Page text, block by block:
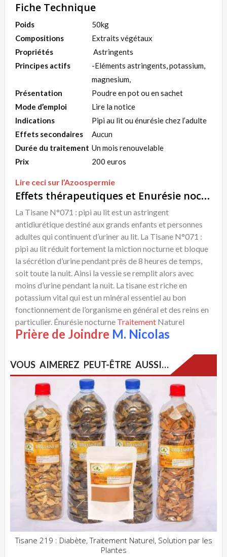
Fiche Technique
Poids
50kg
Compositions
Extraits végétaux
Propriétés
Astringents
Principes actifs
-Eléments astringents, potassium,
magnesium,
Présentation
Poudre en pot ou en sachet
Mode d’emploi
Lire la notice
Indications
Pipi au lit ou énurésie chez l’adulte
Effets secondaires
Aucun
Durée du traitement Un mois renouvelable
Prix
200 euros
Lire ceci sur l’Azoospermie
Effets thérapeutiques et Enurésie nocturne Traitement Naturel
La Tisane N°071 : pipi au lit est un astringent
antidiurétique destiné aux grands enfants et personnes
adultes qui continuent d’uriner au lit. La Tisane N°071 :
pipi au lit réduit fortement la miction nocturne et bloque
la sécrétion d’urine pendant près de 8 heures de temps,
soit toute la nuit. Ainsi la vessie se remplit alors avec
moins d’urine pendant la nuit. La tisane est riche en
potassium vital qui est un minéral essentiel au bon
fonctionnement de l’organisme en général et des reins en
particulier. Énurésie nocturne Traitement Naturel
Prière de Joindre M. Nicolas
VOUS AIMEREZ PEUT-ÊTRE AUSSI…
Tisane 219 : Diabète, Traitement Naturel, Solution par les
Plantes